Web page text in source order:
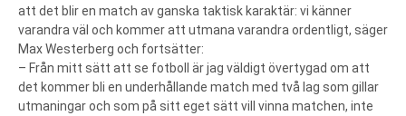
att det blir en match av ganska taktisk karaktär: vi känner
varandra väl och kommer att utmana varandra ordentligt, säger
Max Westerberg och fortsätter:
– Från mitt sätt att se fotboll är jag väldigt övertygad om att
det kommer bli en underhållande match med två lag som gillar
utmaningar och som på sitt eget sätt vill vinna matchen, inte